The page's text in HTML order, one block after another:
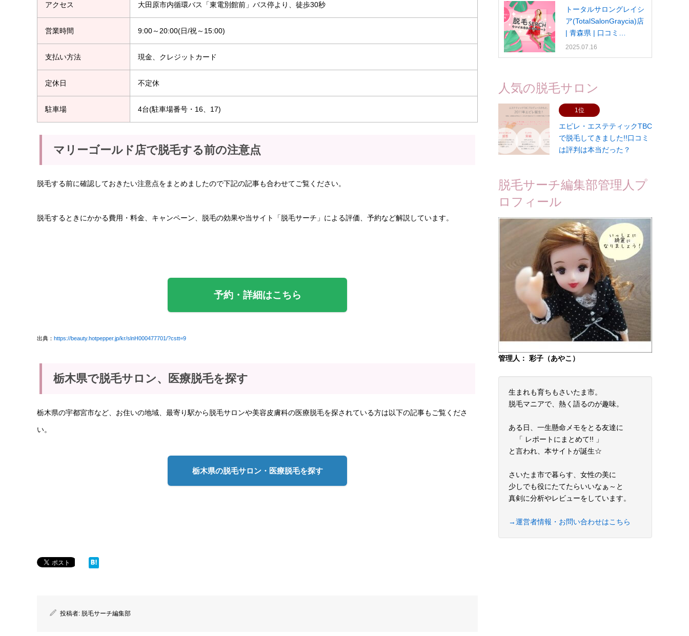
アクセス 大田原市内循環バス「東電別館前」バス停より、徒歩30秒
営業時間 9:00～20:00(日/祝～15:00)
支払い方法 現金、クレジットカード
定休日 不定休
駐車場 4台(駐車場番号・16、17)
マリーゴールド店で脱毛する前の注意点
脱毛する前に確認しておきたい注意点をまとめましたので下記の記事も合わせてご覧ください。
脱毛するときにかかる費用・料金、キャンペーン、脱毛の効果や当サイト「脱毛サーチ」による評価、予約など解説しています。
予約・詳細はこちら
出典： https://beauty.hotpepper.jp/kr/slnH000477701/?cstt=9
栃木県で脱毛サロン、医療脱毛を探す
栃木県の宇都宮市など、お住いの地域、最寄り駅から脱毛サロンや美容皮膚科の医療脱毛を探されている方は以下の記事もご覧くださ
い。
栃木県の脱毛サロン・医療脱毛を探す
投稿者: 脱毛サーチ編集部
トータルサロングレイシ
ア(TotalSalonGraycia)店
| 青森県 | 口コミ…
2025.07.16
人気の脱毛サロン
1位
エピレ・エステティックTBC
で脱毛してきました!!口コミ
は評判は本当だった？
脱毛サーチ編集部管理人プ
ロフィール
管理人： 彩子（あやこ）
生まれも育ちもさいたま市。
脱毛マニアで、熱く語るのが趣味。
ある日、一生懸命メモをとる友達に
「 レポートにまとめて!! 」
と言われ、本サイトが誕生☆
さいたま市で暮らす、女性の美に
少しでも役にたてたらいいなぁ～と
真剣に分析やレビューをしています。
→運営者情報・お問い合わせはこちら